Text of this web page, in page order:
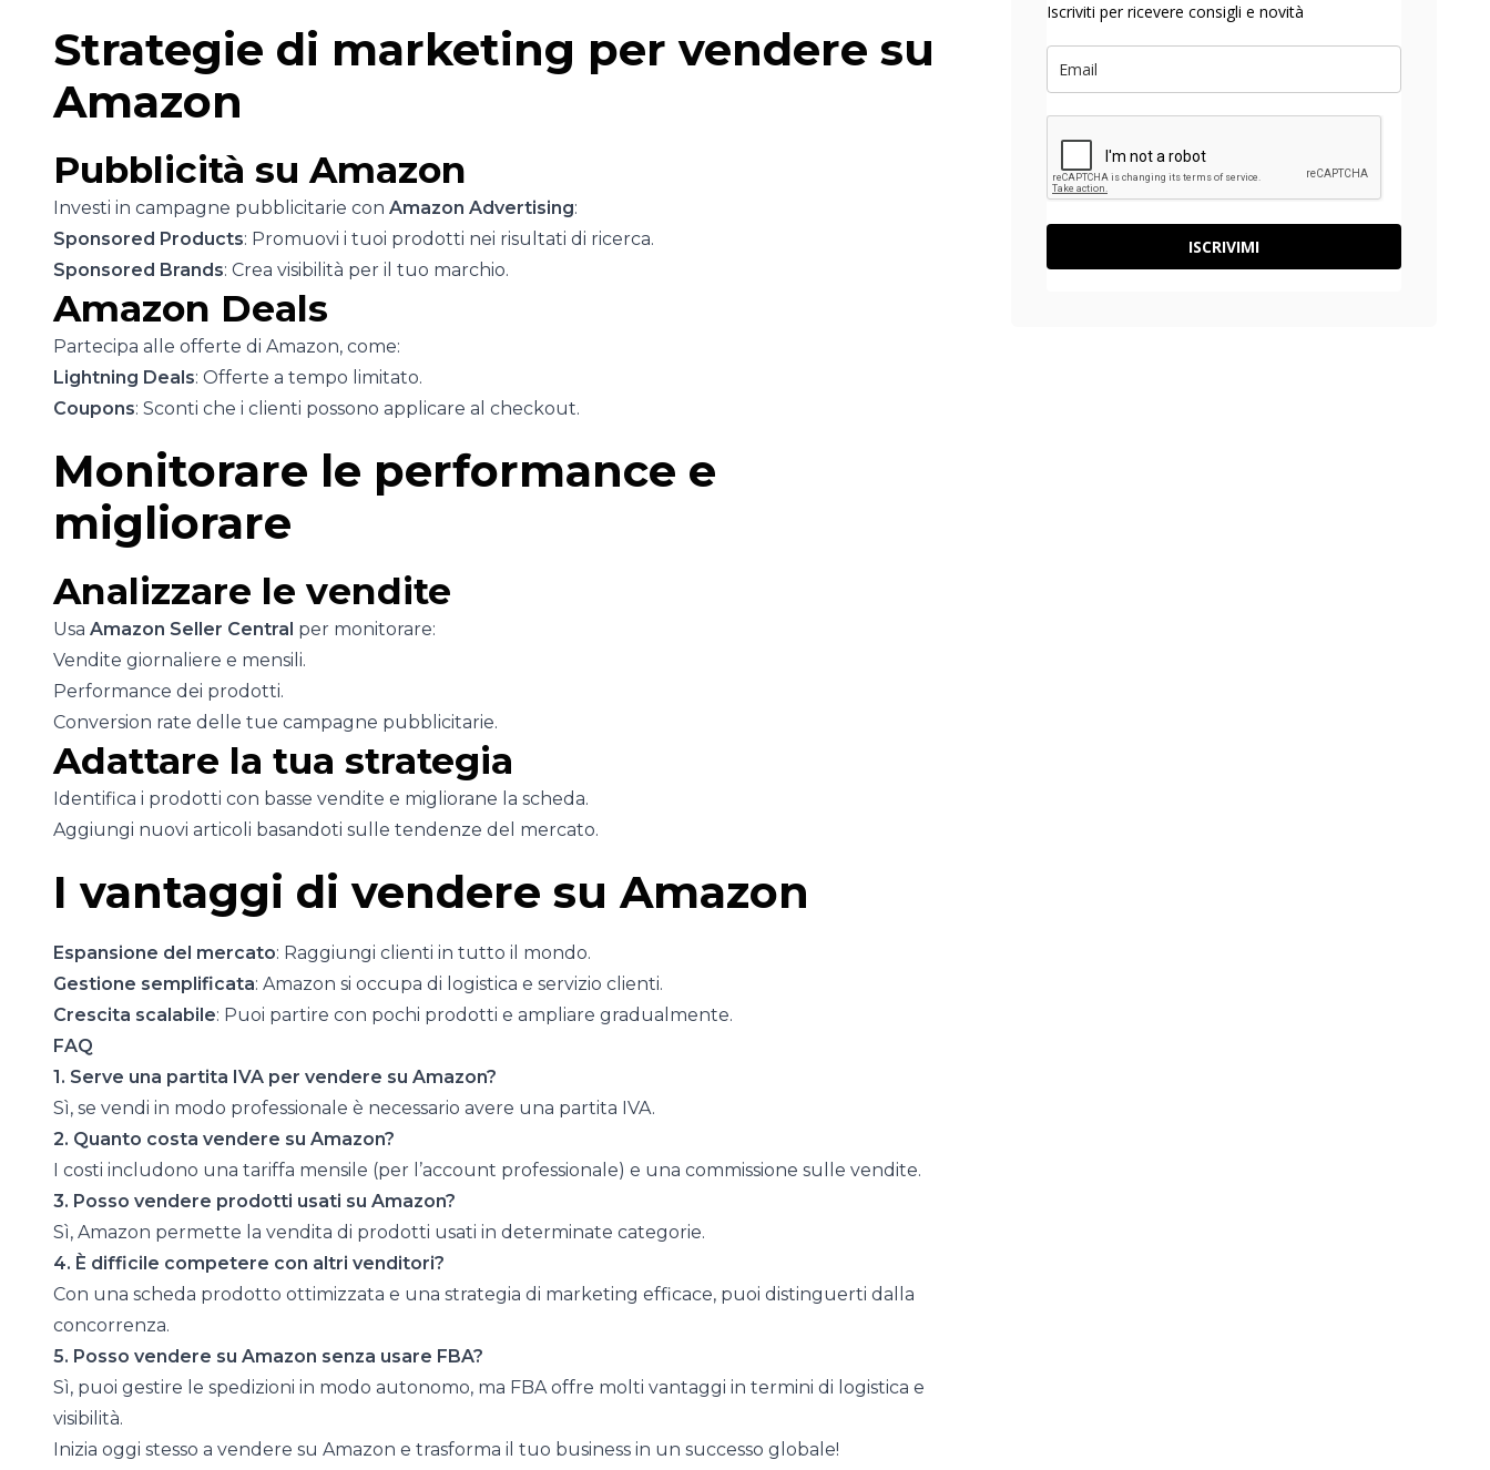
Strategie di marketing per vendere su
Amazon
Pubblicità su Amazon
Investi in campagne pubblicitarie con Amazon Advertising:
Sponsored Products: Promuovi i tuoi prodotti nei risultati di ricerca.
Sponsored Brands: Crea visibilità per il tuo marchio.
Amazon Deals
Partecipa alle offerte di Amazon, come:
Lightning Deals: Offerte a tempo limitato.
Coupons: Sconti che i clienti possono applicare al checkout.
Monitorare le performance e
migliorare
Analizzare le vendite
Usa Amazon Seller Central per monitorare:
Vendite giornaliere e mensili.
Performance dei prodotti.
Conversion rate delle tue campagne pubblicitarie.
Adattare la tua strategia
Identifica i prodotti con basse vendite e migliorane la scheda.
Aggiungi nuovi articoli basandoti sulle tendenze del mercato.
I vantaggi di vendere su Amazon
Espansione del mercato: Raggiungi clienti in tutto il mondo.
Gestione semplificata: Amazon si occupa di logistica e servizio clienti.
Crescita scalabile: Puoi partire con pochi prodotti e ampliare gradualmente.
FAQ
1. Serve una partita IVA per vendere su Amazon?
Sì, se vendi in modo professionale è necessario avere una partita IVA.
2. Quanto costa vendere su Amazon?
I costi includono una tariffa mensile (per l’account professionale) e una commissione sulle vendite.
3. Posso vendere prodotti usati su Amazon?
Sì, Amazon permette la vendita di prodotti usati in determinate categorie.
4. È difficile competere con altri venditori?
Con una scheda prodotto ottimizzata e una strategia di marketing efficace, puoi distinguerti dalla
concorrenza.
5. Posso vendere su Amazon senza usare FBA?
Sì, puoi gestire le spedizioni in modo autonomo, ma FBA offre molti vantaggi in termini di logistica e
visibilità.
Inizia oggi stesso a vendere su Amazon e trasforma il tuo business in un successo globale!
Iscriviti per ricevere consigli e novità
ISCRIVIMI